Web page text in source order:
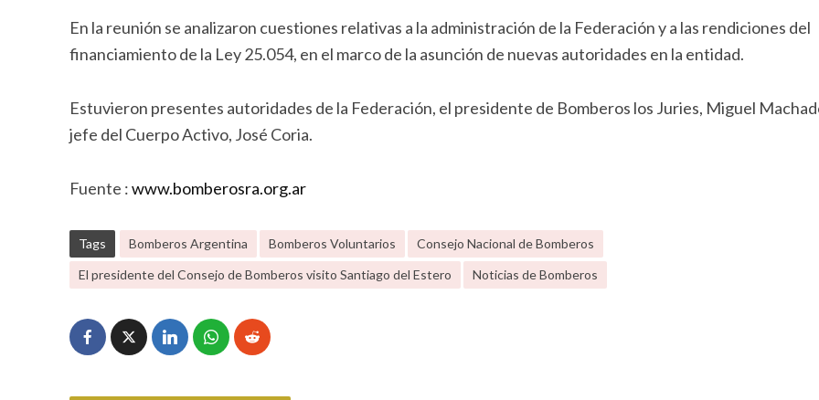
En la reunión se analizaron cuestiones relativas a la administración de la Federación y a las rendiciones del
financiamiento de la Ley 25.054, en el marco de la asunción de nuevas autoridades en la entidad.
Estuvieron presentes autoridades de la Federación, el presidente de Bomberos los Juries, Miguel
jefe del Cuerpo Activo, José Coria.
Fuente :www.bomberosra.org.ar
Tags Bomberos Argentina Bomberos Voluntarios
Consejo Nacional de Bomberos
El presidente del Consejo de Bomberos visito Santiago del Estero
Noticias de Bomberos